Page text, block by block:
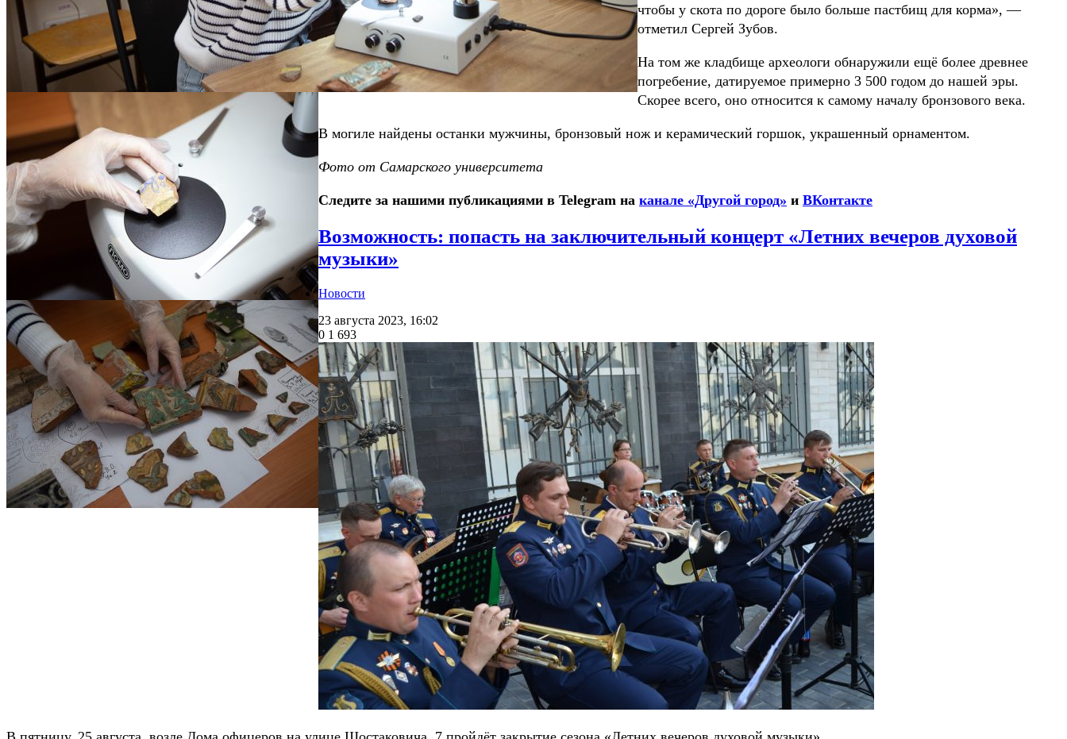
чтобы у скота по дороге было больше пастбищ для корма», —
отметил Сергей Зубов.
На том же кладбище археологи обнаружили ещё более древнее
погребение, датируемое примерно 3 500 годом до нашей эры.
Скорее всего, оно относится к самому началу бронзового века.
В могиле найдены останки мужчины, бронзовый нож и керамический горшок, украшенный орнаментом.
Фото от Самарского университета
Следите за нашими публикациями в Telegram на канале «Другой город» и ВКонтакте
Возможность: попасть на заключительный концерт «Летних вечеров духовой
музыки»
Новости
23 августа 2023, 16:02
0 1 693